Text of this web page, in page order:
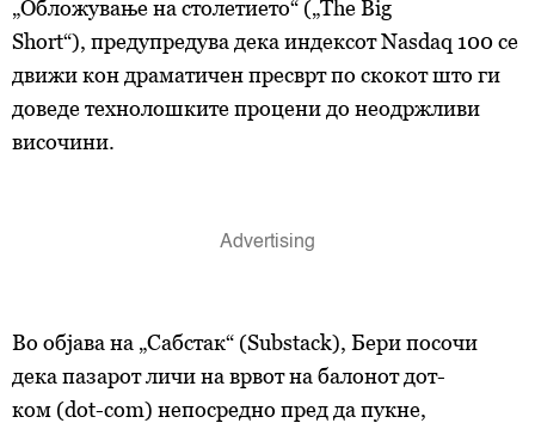
„Обложување на столетието“ („The Big
Short“), предупредува дека индексот Nasdaq 100 се
движи кон драматичен пресврт по скокот што ги
доведе технолошките процени до неодржливи
височини.
Во објава на „Сабстак“ (Substack), Бери посочи
дека пазарот личи на врвот на балонот дот-
ком (dot-com) непосредно пред да пукне,